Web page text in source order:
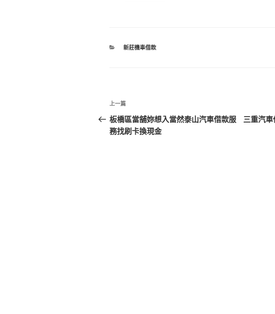
分
新莊機車借款
文
章
導
上
一
篇
上一篇
板橋區當舖妳想入當然泰山汽車借款服
務找刷卡換現金
三重汽